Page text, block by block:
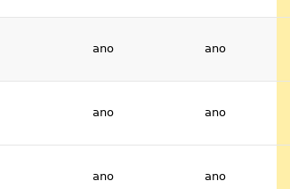
ano ano
ano ano
ano ano